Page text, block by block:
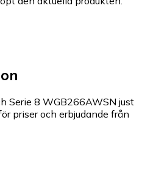
Serie 8 WGB266AWSN just
priser och erbjudande från